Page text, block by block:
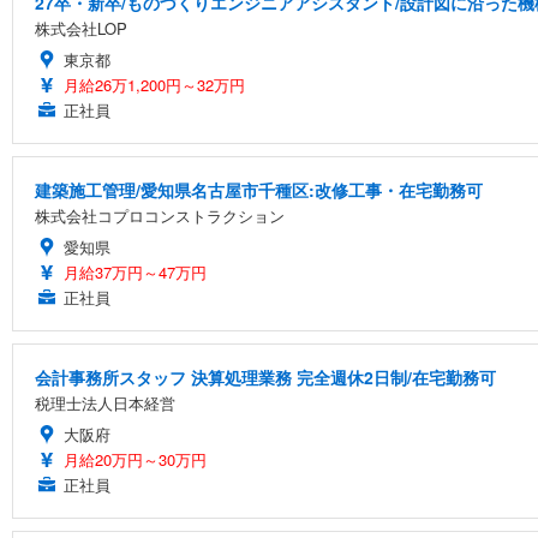
株式会社LOP
東京都
月給26万1,200円～32万円
正社員
建築施工管理/愛知県名古屋市千種区:改修工事・在宅勤務可
株式会社コプロコンストラクション
愛知県
月給37万円～47万円
正社員
会計事務所スタッフ 決算処理業務 完全週休2日制/在宅勤務可
税理士法人日本経営
大阪府
月給20万円～30万円
正社員